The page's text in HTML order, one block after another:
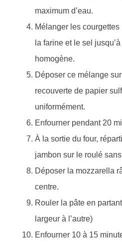
maximum d’eau.
Mélanger les
la farine et le sel
homogène.
Déposer ce mélange
recouverte de papier
uniformément.
Enfourner pendant 20
À la sortie du four,
jambon sur le roulé
Déposer la mozzarella
centre.
Rouler la pâte en
largeur à l’autre)
Enfourner 10 à 15